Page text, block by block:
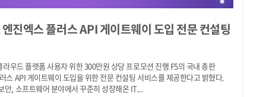
진엑스 플러스 API 게이트웨이 도입 전문 컨설팅
우드 플랫폼 사용자 위한 300만원 상당 프로모션 진행 F5의 국내 총판
스 API 게이트웨이 도입을 위한 전문 컨설팅 서비스를 제공한다고 밝혔다.
, 소프트웨어 분야에서 꾸준히 성장해온 IT...